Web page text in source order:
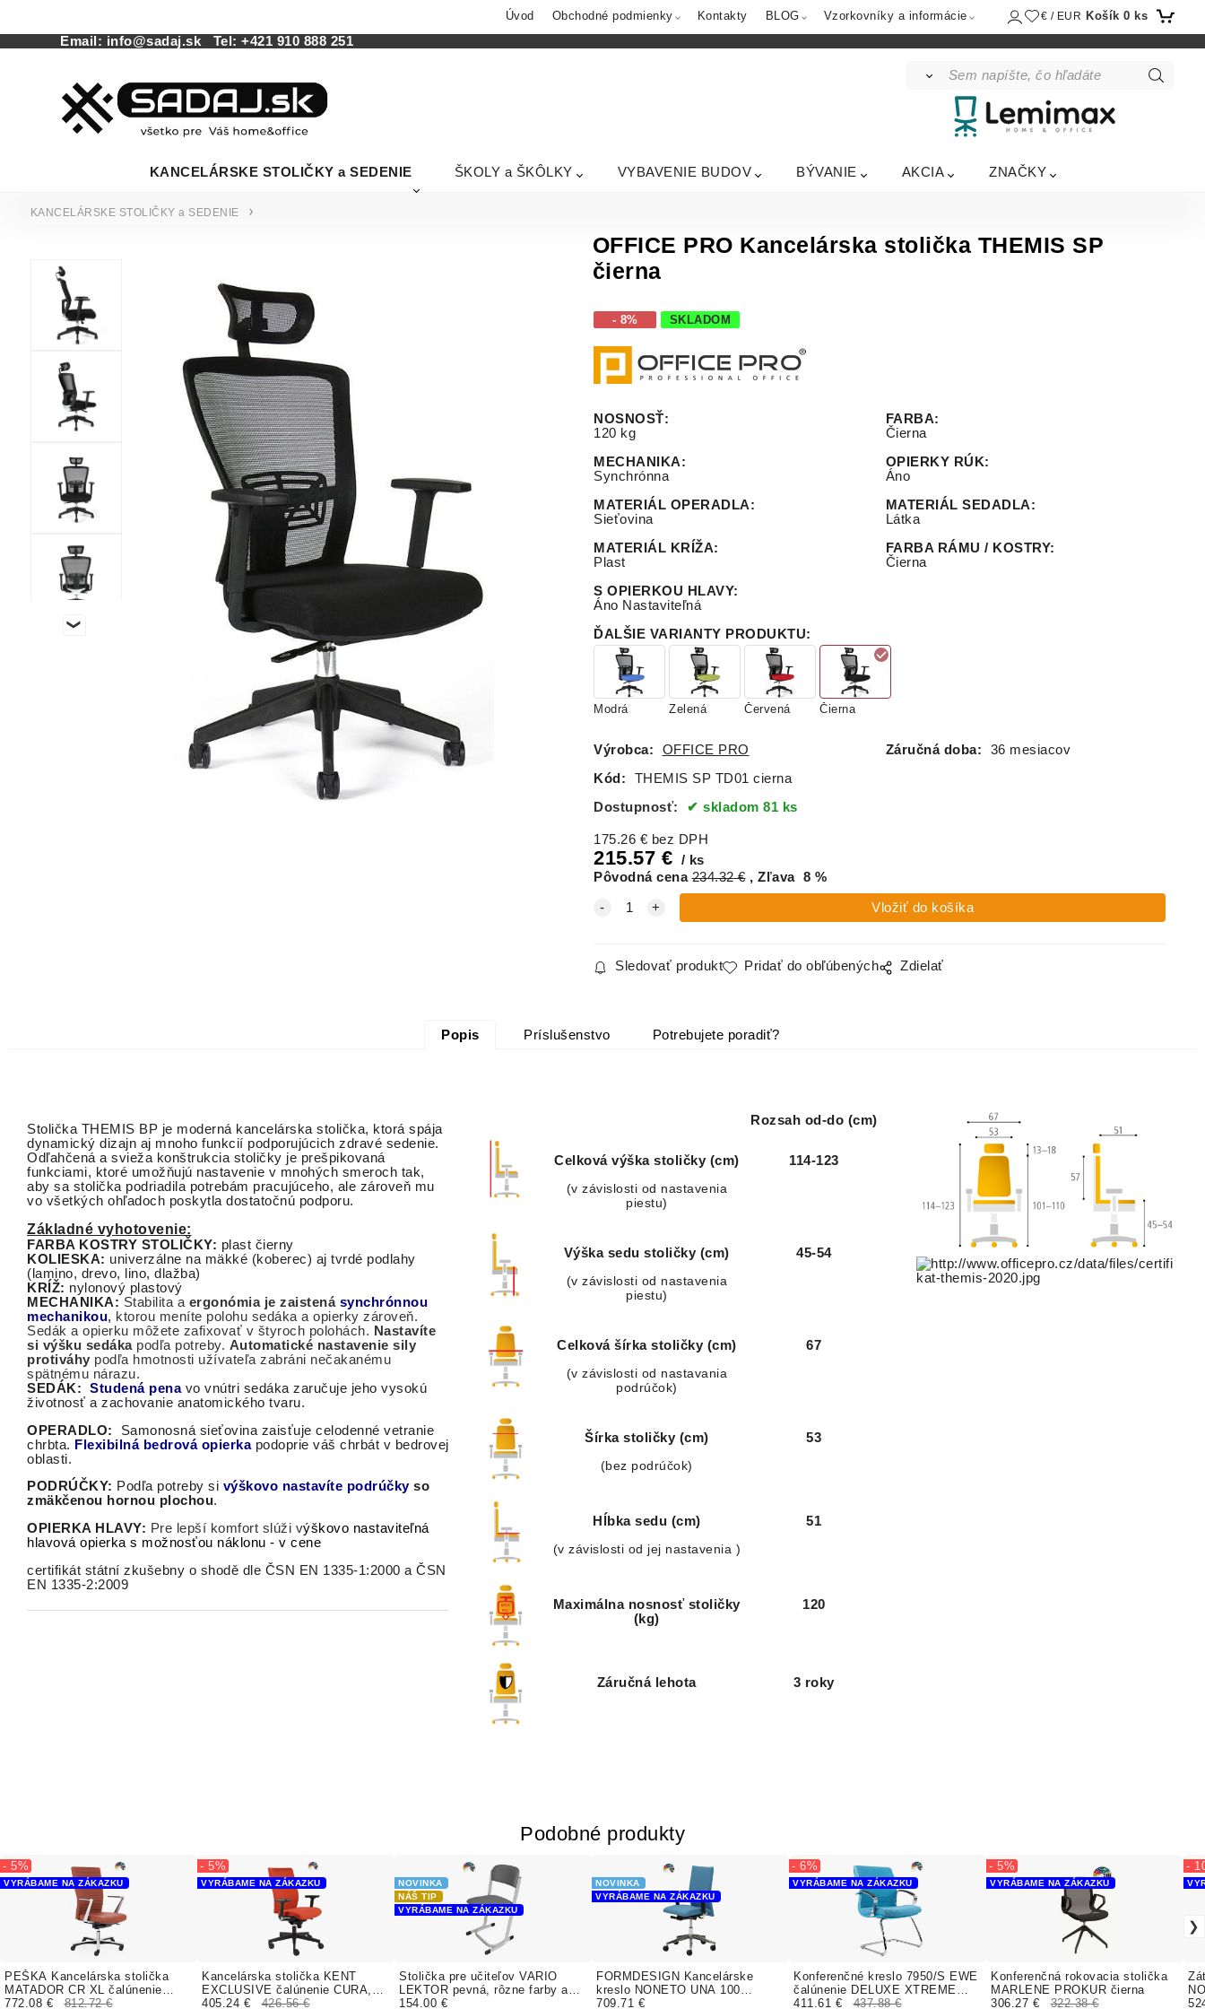
Úvod Obchodné podmienky Kontakty BLOG Vzorkovníky a informácie € / EUR Košík 0 ks
Email: info@sadaj.sk Tel:+421 910 888 251
KANCELÁRSKE STOLIČKY a SEDENIE ŠKOLY a ŠKÔLKY VYBAVENIE BUDOV BÝVANIE AKCIA ZNAČKY
KANCELÁRSKE STOLIČKY a SEDENIE
OFFICE PRO Kancelárska stolička THEMIS SP
čierna
- 8% SKLADOM
NOSNOSŤ:
120 kg
FARBA:
Čierna
MECHANIKA:
Synchrónna
OPIERKY RÚK:
Áno
MATERIÁL OPERADLA:
Sieťovina
MATERIÁL SEDADLA:
Látka
MATERIÁL KRÍŽA:
Plast
FARBA RÁMU / KOSTRY:
Čierna
S OPIERKOU HLAVY:
Áno Nastaviteľná
ĎALŠIE VARIANTY PRODUKTU:
Modrá Zelená Červená Čierna
Výrobca: OFFICE PRO Záručná doba:
36 mesiacov
Kód:
THEMIS SP TD01 cierna
Dostupnosť:
skladom 81 ks
175.26 € bez DPH
215.57 €
ks
Pôvodná cena 234.32€ Zľava 8 %
Sledovať produkt Pridať do obľúbených Zdielať
Popis Príslušenstvo Potrebujete poradiť?
Stolička THEMIS BP je moderná kancelárska stolička, ktorá spája
dynamický dizajn aj mnoho funkcií podporujúcich zdravé sedenie.
Odľahčená a svieža konštrukcia stoličky je prešpikovaná
funkciami, ktoré umožňujú nastavenie v mnohých smeroch tak,
aby sa stolička podriadila potrebám pracujúceho, ale zároveň mu
vo všetkých ohľadoch poskytla dostatočnú podporu.
Základné vyhotovenie:
FARBA KOSTRY STOLIČKY: plast čierny
KOLIESKA: univerzálne na mäkké (koberec) aj tvrdé podlahy
(lamino, drevo, lino, dlažba)
KRÍŽ: nylonový plastový
MECHANIKA: Stabilita a ergonómia je zaistená synchrónnou
mechanikou, ktorou meníte polohu sedáka a opierky zároveň.
Sedák a opierku môžete zafixovať v štyroch polohách. Nastavíte
si výšku sedákapodľa potreby. Automatické nastavenie sily
protiváhy podľa hmotnosti užívateľa zabráni nečakanému
spätnému nárazu.
SEDÁK:
Studená penavo vnútri sedáka zaručuje jeho vysokú
životnosť a zachovanie anatomického tvaru.
OPERADLO:
Samonosná sieťovina zaisťuje celodenné vetranie
chrbta. Flexibilná bedrová opierka podoprie váš chrbát v bedrovej
oblasti.
PODRÚČKY: Podľa potreby si výškovo nastavíte podrúčkyso
zmäkčenou hornou plochou.
OPIERKA HLAVY: Pre lepší komfort slúži výškovo nastaviteľná
hlavová opierka s možnosťou náklonu - v cene
certifikát státní zkušebny o shodě dle ČSN EN 1335-1:2000 a ČSN
EN 1335-2:2009
Rozsah od-do (cm)
Celková výška stoličky (cm)
(v závislosti od nastavenia
piestu)
114-123
Výška sedu stoličky (cm)
(v závislosti od nastavenia
piestu)
45-54
Celková šírka stoličky (cm)
(v závislosti od nastavania
podrúčok)
67
Šírka stoličky (cm)
(bez podrúčok)
53
Hĺbka sedu (cm)
(v závislosti od jej nastavenia )
51
Maximálna nosnosť stoličky
(kg)
120
Záručná lehota 3 roky
Podobné produkty
PEŠKA Kancelárska stolička
MATADOR CR XL čalúnenie
BOMBAY
VYRÁBAME NA ZÁKAZKU
- 5%
772.08 € 812.72 €
Kancelárska stolička KENT
EXCLUSIVE čalúnenie CURA,
LUCKY
VYRÁBAME NA ZÁKAZKU
- 5%
405.24 € 426.56 €
Stolička pre učiteľov VARIO
LEKTOR pevná, rôzne farby a
poťah BONDAI BOMBAY
NOVINKA
NÁŠ TIP
VYRÁBAME NA ZÁKAZKU
154.00 €
FORMDESIGN Kancelárske
kreslo NONETO UNA 100
čalúnenie KLASIK
NOVINKA
VYRÁBAME NA ZÁKAZKU
709.71 €
Konferenčné kreslo 7950/S EWE
čalúnenie DELUXE XTREME
FOUR
VYRÁBAME NA ZÁKAZKU
- 6%
411.61 € 437.88 €
Konferenčná rokovacia stolička
MARLENE PROKUR čierna
VYRÁBAME NA ZÁKAZKU
- 5%
306.27 € 322.38 €
-